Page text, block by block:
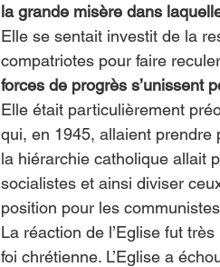
la grande misère dans
Elle se sentait investit de la
compatriotes pour faire
forces de progrès s’unissent
Elle était particulièrement
qui, en 1945, allaient prendre
la hiérarchie catholique allait
socialistes et ainsi diviser
position pour les
La réaction de l’Eglise fut
foi chrétienne. L’Eglise a